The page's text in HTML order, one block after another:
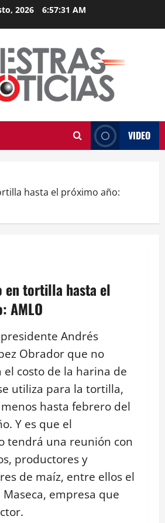
2026 6:57:31 AM
VIDEO
hasta el próximo año:
en tortilla hasta el
AMLO
Andrés
Obrador que no
costo de la harina de
utiliza para la tortilla,
hasta febrero del
Y es que el
tendrá una reunión con
productores y
de maíz, entre ellos el
empresa que